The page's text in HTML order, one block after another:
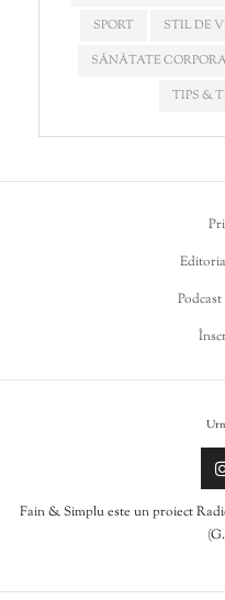
SPORT
STIL DE
SĂNĂTATE
TIPS &
Fain & Simplu este un proiect